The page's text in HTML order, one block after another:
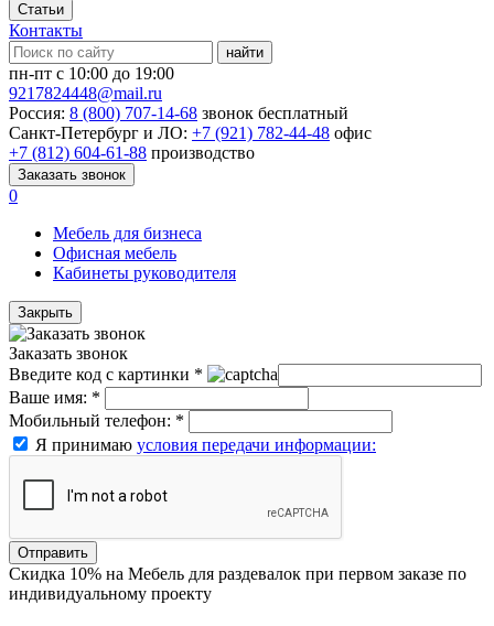
Статьи
Контакты
найти
пн-пт с 10:00 до 19:00
9217824448@mail.ru
Россия: 8 (800) 707-14-68 звонок бесплатный
Санкт-Петербург и ЛО: +7 (921) 782-44-48 офис
+7 (812) 604-61-88 производство
Заказать звонок
0
Мебель для бизнеса
Офисная мебель
Кабинеты руководителя
Закрыть
Заказать звонок
Введите код с картинки *
Ваше имя: *
Мобильный телефон: *
Я принимаю условия передачи информации:
Отправить
Скидка 10% на Мебель для раздевалок при первом заказе по
индивидуальному проекту